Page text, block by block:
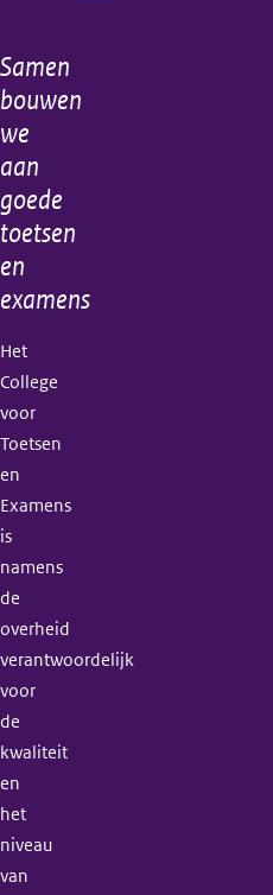
Algemene
informatie
Samen
bouwen
we
aan
goede
toetsen
en
examens
Het
College
voor
Toetsen
en
Examens
is
namens
de
overheid
verantwoordelijk
voor
de
kwaliteit
en
het
niveau
van